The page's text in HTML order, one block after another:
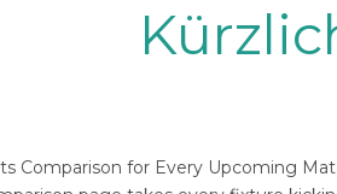
Comparison for Every Upcoming